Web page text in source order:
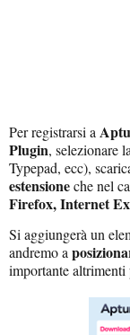
Per registrarsi a
Plugin, selezionare
Typepad, ecc),
estensioneche nel
Firefox, Internet
Si aggiungerà un
andremo a
importante